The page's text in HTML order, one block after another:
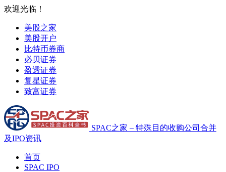
欢迎光临！
美股之家
美股开户
比特币券商
必贝证券
盈透证券
复星证券
致富证券
SPAC之家 – 特殊目的收购公司合并
及IPO资讯
首页
SPAC IPO